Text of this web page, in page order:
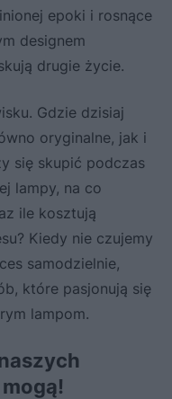
epoki i rosnące
designem
drugie życie.
Gdzie dzisiaj
oryginalne, jak i
się skupić podczas
lampy, na co
ile kosztują
Kiedy nie czujemy
samodzielnie,
które pasjonują się
lampom.